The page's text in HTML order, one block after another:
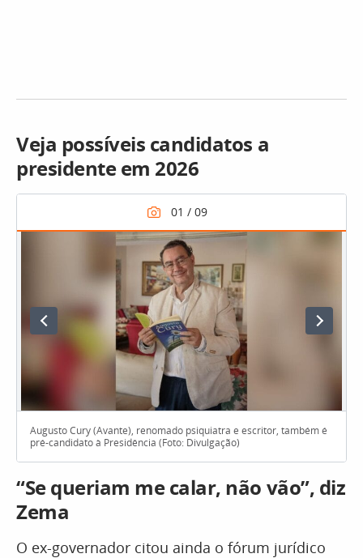
Veja possíveis candidatos a
presidente em 2026
Augusto Cury (Avante), renomado psiquiatra e escritor, também é
pré-candidato à Presidência (Foto: Divulgação)
“Se queriam me calar, não vão”, diz
Zema
O ex-governador citou ainda o fórum jurídico